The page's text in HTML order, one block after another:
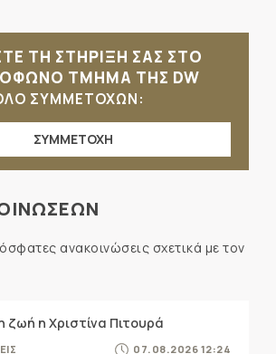
ΤΗ ΣΤΗΡΙΞΗ ΣΑΣ ΣΤΟ
ΤΜΗΜΑ ΤΗΣ DW
ΣΥΜΜΕΤΟΧΩΝ:
ΣΥΜΜΕΤΟΧΗ
ανακοινώσεις σχετικά με τον
η Χριστίνα Πιτουρά
07.08.2026 12:24